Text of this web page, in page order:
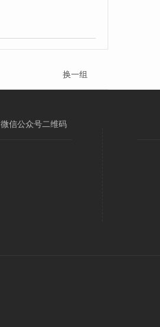
换一组
微信公众号二维码